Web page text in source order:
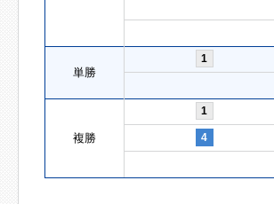
単勝
1
複勝
1
4